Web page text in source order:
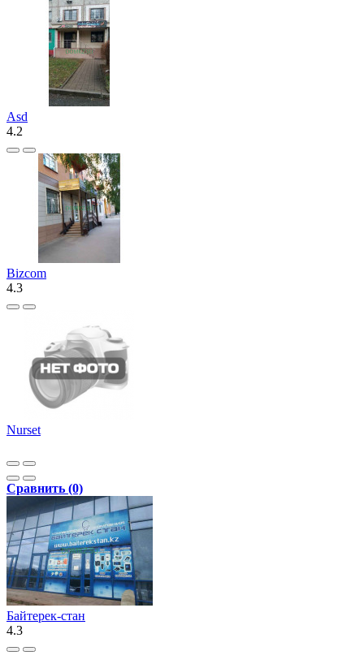
Asd
4.2
Bizcom
4.3
Nurset
Сравнить (0)
Байтерек-стан
4.3